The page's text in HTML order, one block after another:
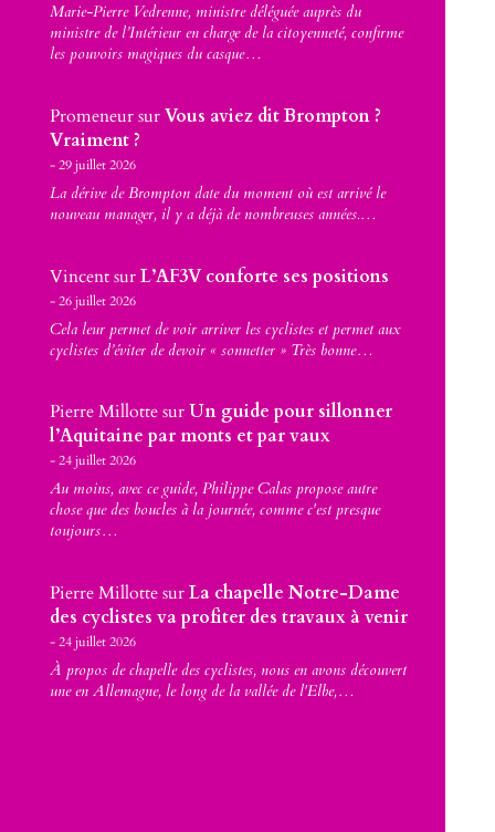
Marie-Pierre Vedrenne, ministre déléguée auprès du
ministre de l’Intérieur en charge de la citoyenneté, confirme
les pouvoirs magiques du casque…
PromeneursurVous aviez dit Brompton ?
Vraiment ?
29 juillet 2026
La dérive de Brompton date du moment où est arrivé le
nouveau manager, il y a déjà de nombreuses années.…
VincentsurL’AF3V conforte ses positions
26 juillet 2026
Cela leur permet de voir arriver les cyclistes et permet aux
cyclistes d’éviter de devoir « sonnetter » Très bonne…
Pierre MillottesurUn guide pour sillonner
l’Aquitaine par monts et par vaux
24 juillet 2026
Au moins, avec ce guide, Philippe Calas propose autre
chose que des boucles à la journée, comme c'est presque
toujours…
Pierre MillottesurLa chapelle Notre-Dame
des cyclistes va profiter des travaux à venir
24 juillet 2026
À propos de chapelle des cyclistes, nous en avons découvert
une en Allemagne, le long de la vallée de l'Elbe,…